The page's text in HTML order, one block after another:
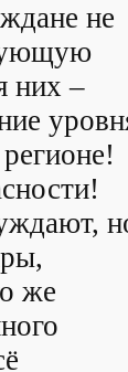
не
них –
же